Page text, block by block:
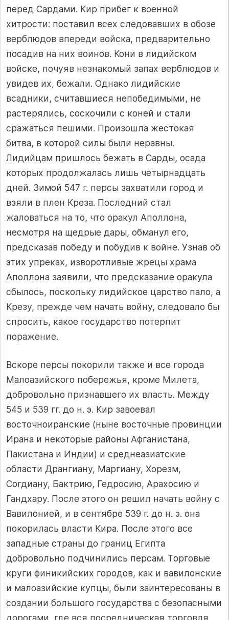
перед Сардами. Кир прибег к военной
хитрости: поставил всех следовавших в обозе
верблюдов впереди войска, предварительно
посадив на них воинов. Кони в лидийском
войске, почуяв незнакомый запах верблюдов и
увидев их, бежали. Однако лидийские
всадники, считавшиеся непобедимыми, не
растерялись, соскочили с коней и стали
сражаться пешими. Произошла жестокая
битва, в которой силы были неравны.
Лидийцам пришлось бежать в Сарды, осада
которых продолжалась лишь четырнадцать
дней. Зимой 547 г. персы захватили город и
взяли в плен Креза. Последний стал
жаловаться на то, что оракул Аполлона,
несмотря на щедрые дары, обманул его,
предсказав победу и побудив к войне. Узнав об
этих упреках, изворотливые жрецы храма
Аполлона заявили, что предсказание оракула
сбылось, поскольку лидийское царство пало, а
Крезу, прежде чем начать войну, сле­довало бы
спросить, какое государство потерпит
поражение.
Вскоре персы покорили также и все города
Малоазийского побережья, кроме Милета,
добровольно признавшего их власть. Между
545 и 539 гг. до н. э. Кир завоевал
восточноиранские (ныне восточные провинции
Ирана и некоторые районы Афганистана,
Пакистана и Индии) и среднеазиатские
области Дрангиану, Маргиану, Хорезм,
Согдиану, Бактрию, Гедросию, Арахосию и
Гандхару. После этого он решил начать войну с
Вавилонией, и в сентябре 539 г. до н. э. она
покорилась власти Кира. После этого все
западные страны до границ Египта
добровольно подчинились персам. Торговые
круги финикийских городов, как и вавилонские
и малоазийские купцы, были заинтересованы в
создании большого государства с безопасными
дорогами, где вся посредническая торговля